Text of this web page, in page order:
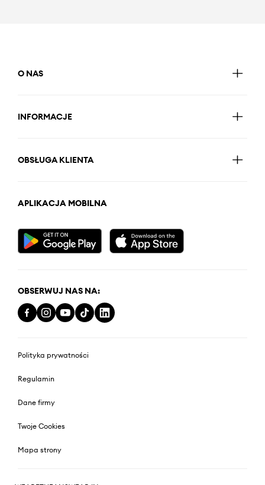
O NAS
INFORMACJE
OBSŁUGA KLIENTA
APLIKACJA MOBILNA
OBSERWUJ NAS NA:
Polityka prywatności
Regulamin
Dane firmy
Twoje Cookies
Mapa strony